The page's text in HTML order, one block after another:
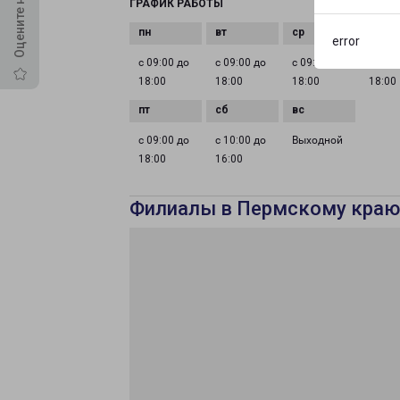
error
ГРАФИК РАБОТЫ
с 09:00 до
18:00
с 09:00 до
18:00
с 09:00 до
18:00
18:00
с 09:00 до
18:00
с 10:00 до
16:00
Выходной
Филиалы в Пермскому краю